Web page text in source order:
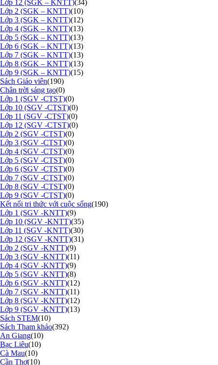
Lớp 12 (SGK – KNTT)(34)
Lớp 2 (SGK – KNTT)(10)
Lớp 3 (SGK – KNTT)(12)
Lớp 4 (SGK – KNTT)(13)
Lớp 5 (SGK – KNTT)(13)
Lớp 6 (SGK – KNTT)(13)
Lớp 7 (SGK – KNTT)(13)
Lớp 8 (SGK – KNTT)(13)
Lớp 9 (SGK – KNTT)(15)
Sách Giáo viên(190)
Chân trời sáng tạo(0)
Lớp 1 (SGV -CTST)(0)
Lớp 10 (SGV -CTST)(0)
Lớp 11 (SGV -CTST)(0)
Lớp 12 (SGV -CTST)(0)
Lớp 2 (SGV -CTST)(0)
Lớp 3 (SGV -CTST)(0)
Lớp 4 (SGV -CTST)(0)
Lớp 5 (SGV -CTST)(0)
Lớp 6 (SGV -CTST)(0)
Lớp 7 (SGV -CTST)(0)
Lớp 8 (SGV -CTST)(0)
Lớp 9 (SGV -CTST)(0)
Kết nối tri thức với cuộc sống(190)
Lớp 1 (SGV -KNTT)(9)
Lớp 10 (SGV -KNTT)(35)
Lớp 11 (SGV -KNTT)(30)
Lớp 12 (SGV -KNTT)(31)
Lớp 2 (SGV -KNTT)(9)
Lớp 3 (SGV -KNTT)(11)
Lớp 4 (SGV -KNTT)(9)
Lớp 5 (SGV -KNTT)(8)
Lớp 6 (SGV -KNTT)(12)
Lớp 7 (SGV -KNTT)(11)
Lớp 8 (SGV -KNTT)(12)
Lớp 9 (SGV -KNTT)(13)
Sách STEM(10)
Sách Tham khảo(392)
An Giang(10)
Bạc Liêu(10)
Cà Mau(10)
Cần Thơ(10)